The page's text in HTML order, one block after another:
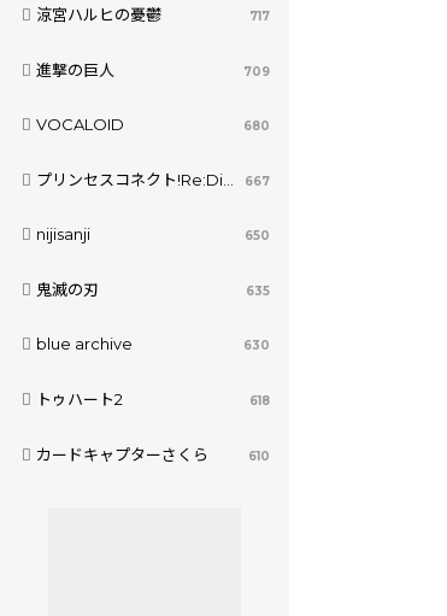
涼宮ハルヒの憂鬱 717
進撃の巨人 709
VOCALOID 680
プリンセスコネクト!Re:Dive 667
nijisanji 650
鬼滅の刃 635
blue archive 630
トゥハート2 618
カードキャプターさくら 610